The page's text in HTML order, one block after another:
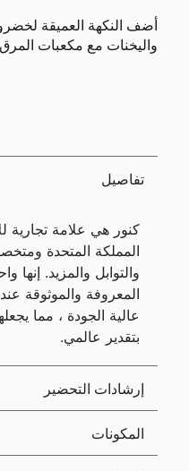
أضف النكهة العميقة
واليخنات مع مكعبات
تفاصيل
كنور هي علامة تجارية
المملكة المتحدة
والتوابل والمزيد.
المعروفة والموثوقة
عالية الجودة ، مما
بتقدير عالمي.
إرشادات التحضير
المكونات